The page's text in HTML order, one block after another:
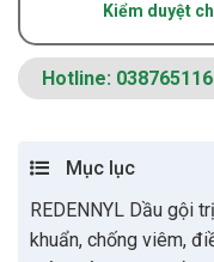
Kiểm duyệt
Hotline:
Mục lục
REDENNYL Dầu gội
khuẩn, chống viêm,